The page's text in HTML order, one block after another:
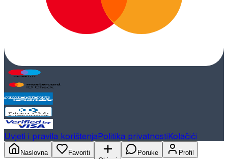
Uvjeti i pravila korištenjaPolitika privatnostiKolačići
Naslovna
Favoriti
Poruke Profil